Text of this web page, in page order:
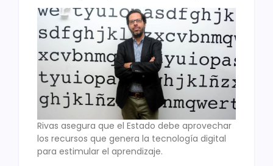
Rivas asegura que el Estado debe aprovechar
los recursos que genera la tecnología digital
para estimular el aprendizaje.